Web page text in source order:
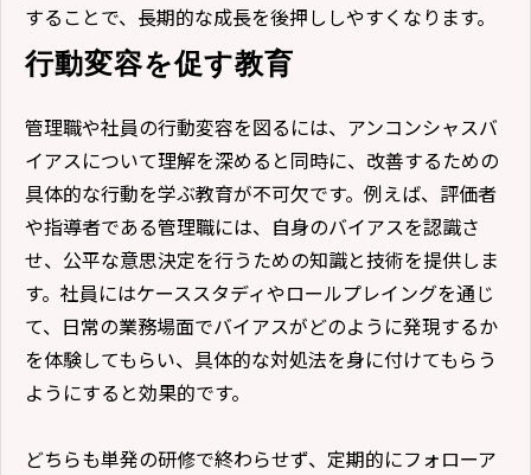
することで、長期的な成長を後押ししやすくなります。
行動変容を促す教育
管理職や社員の行動変容を図るには、アンコンシャスバ
イアスについて理解を深めると同時に、改善するための
具体的な行動を学ぶ教育が不可欠です。例えば、評価者
や指導者である管理職には、自身のバイアスを認識さ
せ、公平な意思決定を行うための知識と技術を提供しま
す。社員にはケーススタディやロールプレイングを通じ
て、日常の業務場面でバイアスがどのように発現するか
を体験してもらい、具体的な対処法を身に付けてもらう
ようにすると効果的です。
どちらも単発の研修で終わらせず、定期的にフォローア